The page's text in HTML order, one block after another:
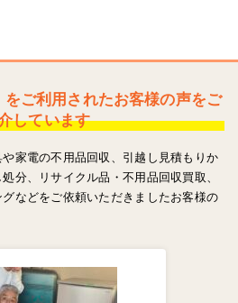
をご利用されたお客様の声をご
しています
家電の不用品回収、引越し見積もりか
分、リサイクル品・不用品回収買取、
などをご依頼いただきましたお客様の